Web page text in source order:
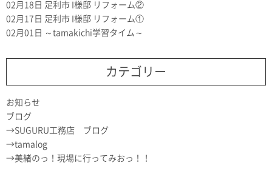
02月18日 足利市 I様邸 リフォーム②
02月17日 足利市 I様邸 リフォーム①
02月01日
～tamakichi学習タイム～
カテゴリー
お知らせ
ブログ
SUGURU工務店 ブログ
tamalog
美緒のっ！現場に行ってみおっ！！